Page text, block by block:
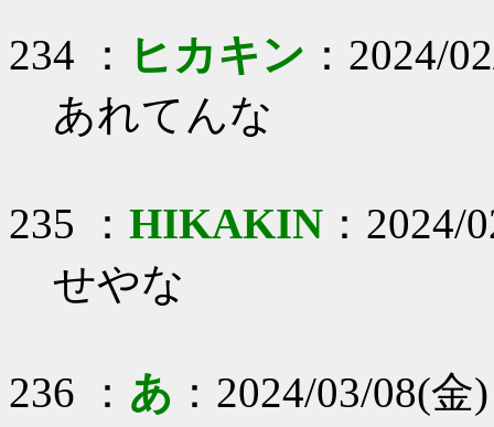
234 ： ヒカキン ：2024/
あれてんな
235 ： HIKAKIN ：2024/
せやな
236 ： あ ：2024/03/08(